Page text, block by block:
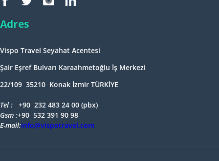
Adres
Vispo Travel Seyahat Acentesi
Şair Eşref Bulvarı Karaahmetoğlu İş Merkezi
22/109 35210 Konak İzmir TÜRKİYE
Tel : +90 232 483 24 00 (pbx)
Gsm :+90 532 391 90 98
E-mail:info@vispotravel.com